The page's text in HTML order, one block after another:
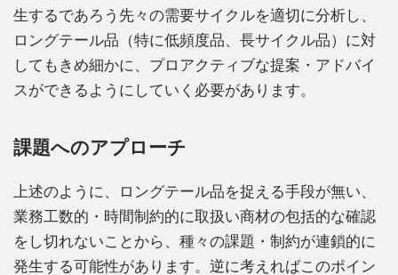
生するであろう先々の需要サイクルを適切に分析し、
ロングテール品（特に低頻度品、長サイクル品）に対
してもきめ細かに、プロアクティブな提案・アドバイ
スができるようにしていく必要があります。
課題へのアプローチ
上述のように、ロングテール品を捉える手段が無い、
業務工数的・時間制約的に取扱い商材の包括的な確認
をし切れないことから、種々の課題・制約が連鎖的に
発生する可能性があります。逆に考えればこのポイン